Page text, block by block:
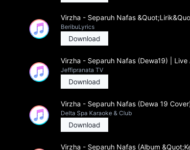
Virzha - Separuh Nafas
BeribuLyrics
Download
Virzha - Separuh Nafas (Dewa19) |
Jeffipranata TV
Download
Virzha - Separuh Nafas (Dewa 19
Delta Spa Karaoke & Club
Download
Virzha - Separuh Nafas (Album